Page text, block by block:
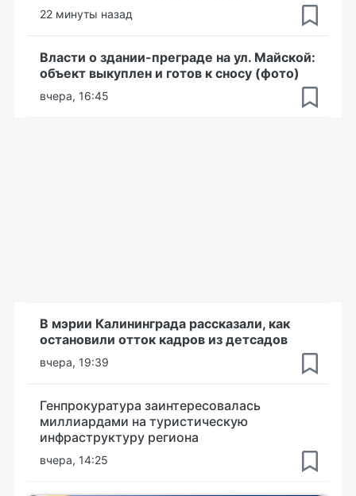
22 минуты назад
Власти о здании-преграде на ул. Майской:
объект выкуплен и готов к сносу (фото)
вчера, 16:45
В мэрии Калининграда рассказали, как
остановили отток кадров из детсадов
вчера, 19:39
Генпрокуратура заинтересовалась
миллиардами на туристическую
инфраструктуру региона
вчера, 14:25